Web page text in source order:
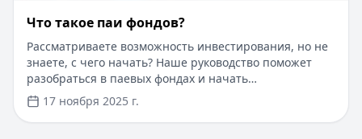
Что такое паи фондов?
Рассматриваете возможность инвестирования, но не
знаете, с чего начать? Наше руководство поможет
разобраться в паевых фондах и начать
инвестировать даже с небольшой суммы. Пока вы
думаете об инвестициях, воспользуйтесь быстрым
онлайн-кредитом до 100 000 рублей на срок до 1 года.
17 ноября 2025 г.